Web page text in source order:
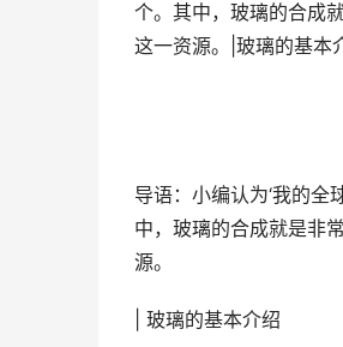
个。其中，玻璃的合成
这一资源。|玻璃的基本
导语：小编认为‘我的
中，玻璃的合成就是非
源。
| 玻璃的基本介绍